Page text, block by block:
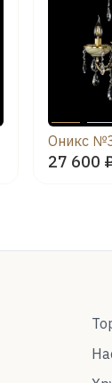
Оникс
27 600